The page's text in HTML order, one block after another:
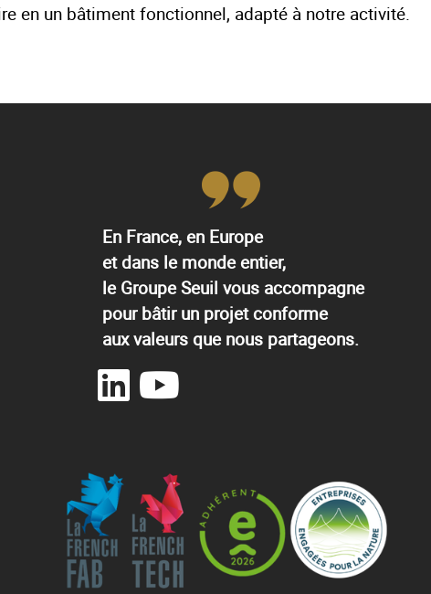
en un bâtiment fonctionnel, adapté à notre activité.
En France, en Europe
et dans le monde entier,
le Groupe Seuil vous accompagne
pour bâtir un projet conforme
aux valeurs que nous partageons.